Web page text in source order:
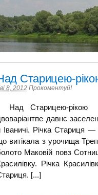
Старицею-
8, 2012 Прокоментуй!
Над Старицею-рікою
давнє
Іваничі. Річка Стариця
витікала з урочища
Маковій повз
Річка
[...]